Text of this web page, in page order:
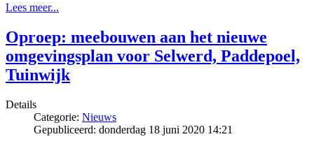
Lees meer...
Oproep: meebouwen aan het nieuwe
omgevingsplan voor Selwerd, Paddepoel,
Tuinwijk
Details
Categorie: Nieuws
Gepubliceerd: donderdag 18 juni 2020 14:21